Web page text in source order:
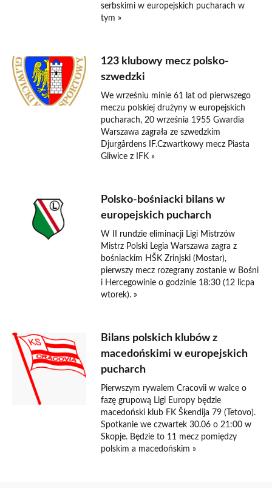
serbskimi w europejskich pucharach w
tym »
123 klubowy mecz polsko-
szwedzki
We wrześniu minie 61 lat od pierwszego
meczu polskiej drużyny w europejskich
pucharach, 20 września 1955 Gwardia
Warszawa zagrała ze szwedzkim
Djurgårdens IF.Czwartkowy mecz Piasta
Gliwice z IFK »
Polsko-bośniacki bilans w
europejskich pucharch
W II rundzie eliminacji Ligi Mistrzów
Mistrz Polski Legia Warszawa zagra z
bośniackim HŠK Zrinjski (Mostar),
pierwszy mecz rozegrany zostanie w Bośni
i Hercegowinie o godzinie 18:30 (12 licpa
wtorek). »
Bilans polskich klubów z
macedońskimi w europejskich
pucharch
Pierwszym rywalem Cracovii w walce o
fazę grupową Ligi Europy będzie
macedoński klub FK Škendija 79 (Tetovo).
Spotkanie we czwartek 30.06 o 21:00 w
Skopje. Będzie to 11 mecz pomiędzy
polskim a macedońskim »